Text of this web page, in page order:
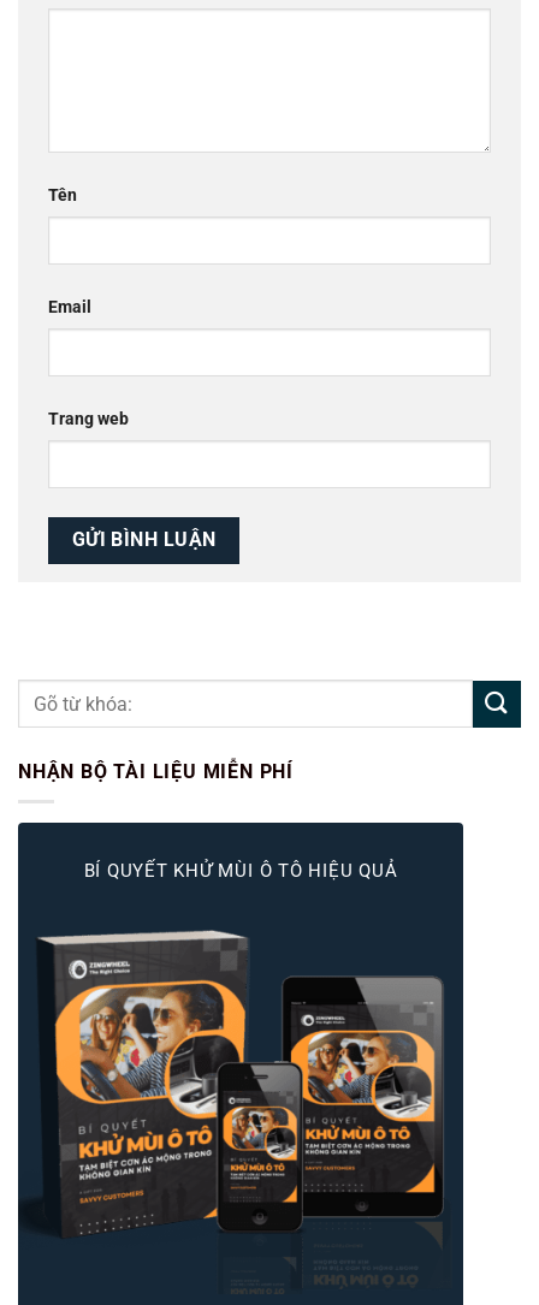
Tên
Email
Trang web
NHẬN BỘ TÀI LIỆU MIỄN PHÍ
BÍ QUYẾT KHỬ MÙI Ô TÔ HIỆU QUẢ